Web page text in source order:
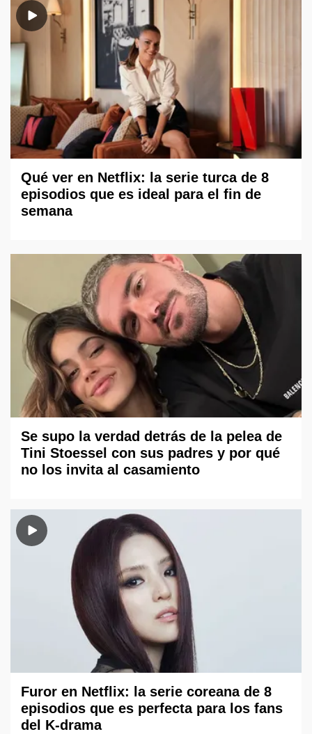
Qué ver en Netflix: la serie turca de 8
episodios que es ideal para el fin de
semana
Se supo la verdad detrás de la pelea de
Tini Stoessel con sus padres y por qué
no los invita al casamiento
Furor en Netflix: la serie coreana de 8
episodios que es perfecta para los fans
del K-drama